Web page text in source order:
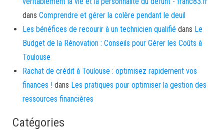
dans Comprendre et gérer la colère pendant le deuil
Les bénéfices de recourir à un technicien qualifié dans Le
Budget de la Rénovation : Conseils pour Gérer les Coûts à
Toulouse
Rachat de crédit à Toulouse : optimisez rapidement vos
finances ! dans Les pratiques pour optimiser la gestion des
ressources financières
Catégories